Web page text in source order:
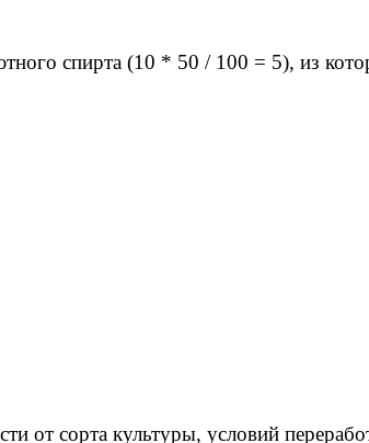
спирта (10 * 50 / 100 = 5), из
от сорта культуры, условий